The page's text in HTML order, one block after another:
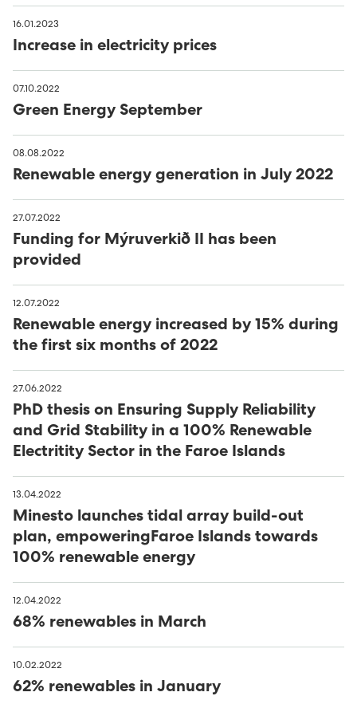
16.01.2023
Increase in electricity prices
07.10.2022
Green Energy September
08.08.2022
Renewable energy generation in July 2022
27.07.2022
Funding for Mýruverkið II has been
provided
12.07.2022
Renewable energy increased by 15% during
the first six months of 2022
27.06.2022
PhD thesis on Ensuring Supply Reliability
and Grid Stability in a 100% Renewable
Electritity Sector in the Faroe Islands
13.04.2022
Minesto launches tidal array build-out
plan, empoweringFaroe Islands towards
100% renewable energy
12.04.2022
68% renewables in March
10.02.2022
62% renewables in January